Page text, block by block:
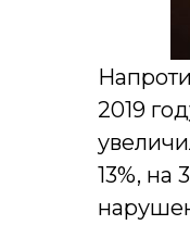
2019
13%, на